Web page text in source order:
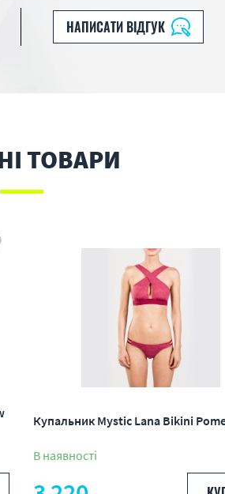
НАПИСАТИ ВІДГУК
ТОВАРИ
Купальник Mystic Lana Bikini
В наявності